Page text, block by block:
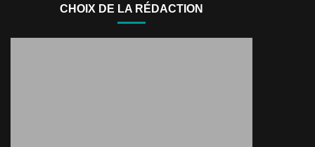
CHOIX DE LA RÉDACTION